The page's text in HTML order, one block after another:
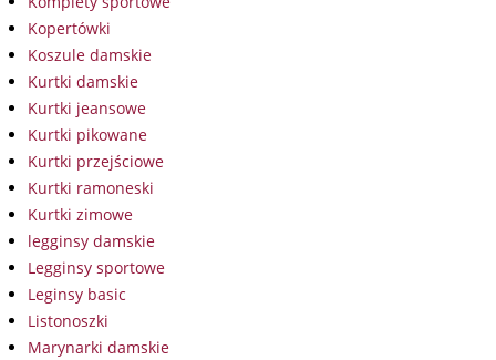
Kopertówki
Koszule damskie
Kurtki damskie
Kurtki jeansowe
Kurtki pikowane
Kurtki przejściowe
Kurtki ramoneski
Kurtki zimowe
legginsy damskie
Legginsy sportowe
Leginsy basic
Listonoszki
Marynarki damskie